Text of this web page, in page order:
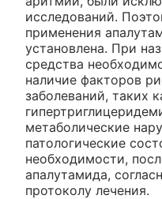
исследований.
применения
установлена. При
средства
наличие факторов
заболеваний, таких
метаболические
патологические
необходимости,
апалутамида,
протоколу лечения.